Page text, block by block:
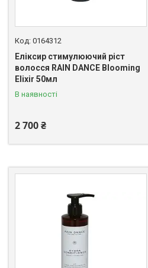
0164312
Еліксир стимулюючий ріст
волосся RAIN DANCE Blooming
Elixir 50мл
В наявності
2 700 ₴